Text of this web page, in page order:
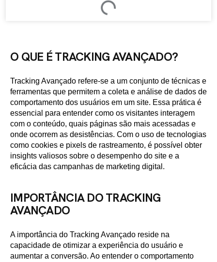
O QUE É TRACKING AVANÇADO?
Tracking Avançado refere-se a um conjunto de técnicas e
ferramentas que permitem a coleta e análise de dados de
comportamento dos usuários em um site. Essa prática é
essencial para entender como os visitantes interagem
com o conteúdo, quais páginas são mais acessadas e
onde ocorrem as desistências. Com o uso de tecnologias
como cookies e pixels de rastreamento, é possível obter
insights valiosos sobre o desempenho do site e a
eficácia das campanhas de marketing digital.
IMPORTÂNCIA DO TRACKING
AVANÇADO
A importância do Tracking Avançado reside na
capacidade de otimizar a experiência do usuário e
aumentar a conversão. Ao entender o comportamento